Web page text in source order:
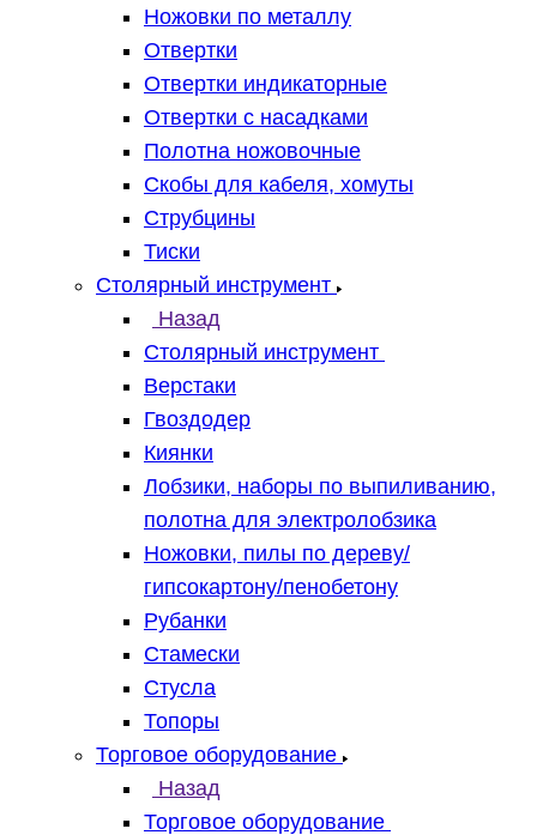
Ножовки по металлу
Отвертки
Отвертки индикаторные
Отвертки с насадками
Полотна ножовочные
Скобы для кабеля, хомуты
Струбцины
Тиски
Столярный инструмент
Назад
Столярный инструмент
Верстаки
Гвоздодер
Киянки
Лобзики, наборы по выпиливанию,
полотна для электролобзика
Ножовки, пилы по дереву/
гипсокартону/пенобетону
Рубанки
Стамески
Стусла
Топоры
Торговое оборудование
Назад
Торговое оборудование